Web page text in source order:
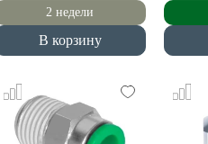
2 недели
В корзину